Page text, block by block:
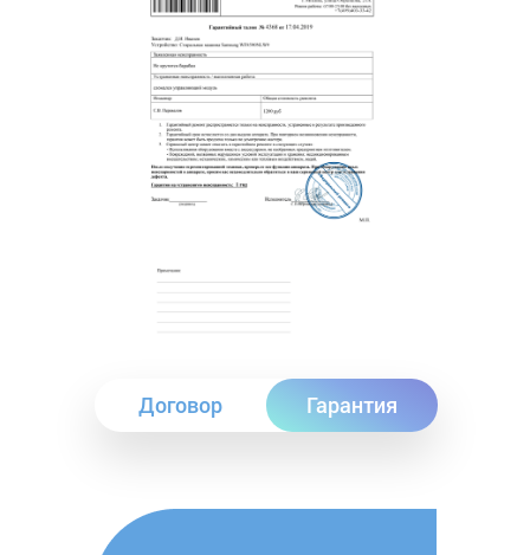
Договор Гарантия